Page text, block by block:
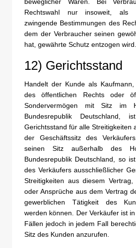
Rechtswahl nur insoweit,
zwingende Bestimmungen des
dem der Verbraucher seinen
hat, gewährte Schutz entzogen wird.
12) Gerichtsstand
Handelt der Kunde als
des öffentlichen Rechts oder
Sondervermögen mit Sitz im
Bundesrepublik Deutschland,
Gerichtsstand für alle Streitigkeiten
der Geschäftssitz des
seinen Sitz außerhalb des
Bundesrepublik Deutschland, so
des Verkäufers ausschließlicher
Streitigkeiten aus diesem
oder Ansprüche aus dem Vertrag
gewerblichen Tätigkeit des
werden können. Der Verkäufer ist
Fällen jedoch in jedem Fall
Sitz des Kunden anzurufen.